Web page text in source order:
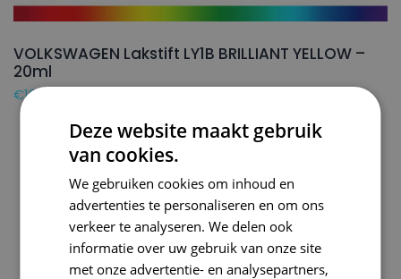
VOLKSWAGEN Lakstift LY1B BRILLIANT YELLOW –
20ml
€16,50
Deze website maakt gebruik
van cookies.
We gebruiken cookies om inhoud en
advertenties te personaliseren en om ons
verkeer te analyseren. We delen ook
informatie over uw gebruik van onze site
met onze advertentie- en analysepartners,